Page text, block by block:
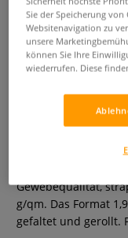
Dichtes
Gewebequalität,
g/qm. Das Format
gefaltet und gerollt.
Sie der Speicherung
Websitenavigation zu
unsere
können Sie Ihre
wiederrufen. Diese